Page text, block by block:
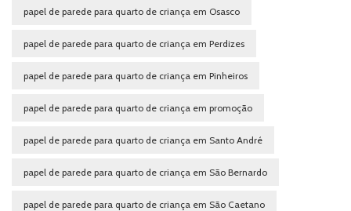
papel de parede para quarto de criança em Osasco
papel de parede para quarto de criança em Perdizes
papel de parede para quarto de criança em Pinheiros
papel de parede para quarto de criança em promoção
papel de parede para quarto de criança em Santo André
papel de parede para quarto de criança em São Bernardo
papel de parede para quarto de criança em São Caetano